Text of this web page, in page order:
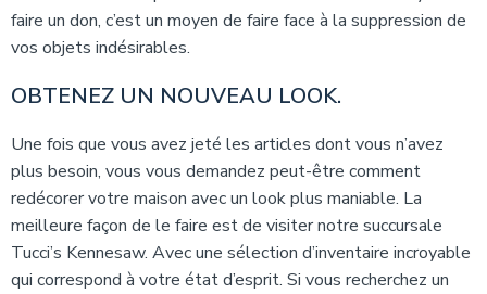
faire un don, c’est un moyen de faire face à la suppression de
vos objets indésirables.
OBTENEZ UN NOUVEAU LOOK.
Une fois que vous avez jeté les articles dont vous n’avez
plus besoin, vous vous demandez peut-être comment
redécorer votre maison avec un look plus maniable. La
meilleure façon de le faire est de visiter notre succursale
Tucci’s Kennesaw. Avec une sélection d’inventaire incroyable
qui correspond à votre état d’esprit. Si vous recherchez un